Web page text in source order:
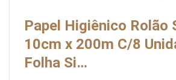
Papel Higiênico Rolão
10cm x 200m C/8
Folha Si…